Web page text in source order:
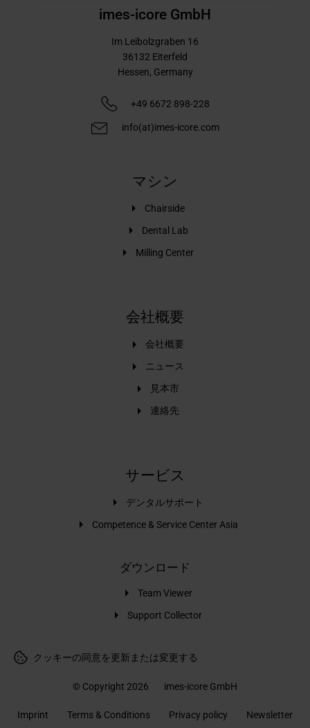
imes-icore GmbH
Im Leibolzgraben 16
36132 Eiterfeld
Hessen, Germany
+49 6672 898-228
info(at)imes-icore.com
マシン
Chairside
Dental Lab
Milling Center
会社概要
会社概要
ニュース
見本市
連絡先
サービス
デンタルサポート
Competence & Service Center Asia
ダウンロード
Team Viewer
Support Collector
クッキーの同意を更新または変更する
© Copyright 2026 imes-icore GmbH
Imprint Terms & Conditions Privacy policy Newsletter